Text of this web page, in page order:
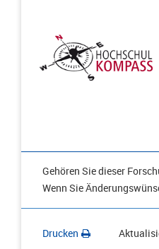
Gehören Sie dieser
Wenn Sie
Drucken